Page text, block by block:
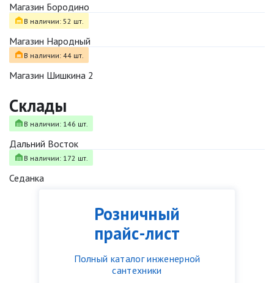
Розничный
прайс-лист
Полный каталог инженерной
сантехники
Магазин Бородино
В наличии: 52 шт.
Магазин Народный
В наличии: 44 шт.
Магазин Шишкина 2
Склады
В наличии: 146 шт.
Дальний Восток
В наличии: 172 шт.
Седанка